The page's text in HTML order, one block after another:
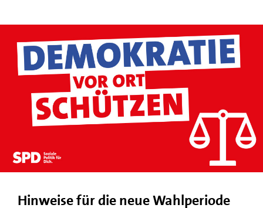
Hinweise für die neue Wahlperiode